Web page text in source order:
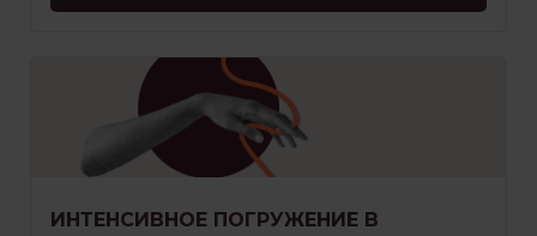
ИНТЕНСИВНОЕ ПОГРУЖЕНИЕ В